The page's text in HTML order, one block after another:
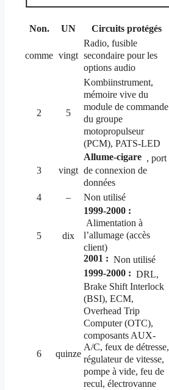
Non. UN Circuits protégés
comme vingt
Radio, fusible
secondaire pour les
options audio
2 5
Kombiinstrument,
mémoire vive du
module de commande
du groupe
motopropulseur
(PCM), PATS-LED
3 vingt
Allume-cigare , port
de connexion de
données
4
– Non utilisé
5 dix
1999-2000 :
Alimentation à
l’allumage (accès
client)
2001 : Non utilisé
6 quinze
1999-2000 : DRL,
Brake Shift Interlock
(BSI), ECM,
Overhead Trip
Computer (OTC),
composants AUX-
A/C, feux de détresse,
régulateur de vitesse,
pompe à vide, feu de
recul, électrovanne